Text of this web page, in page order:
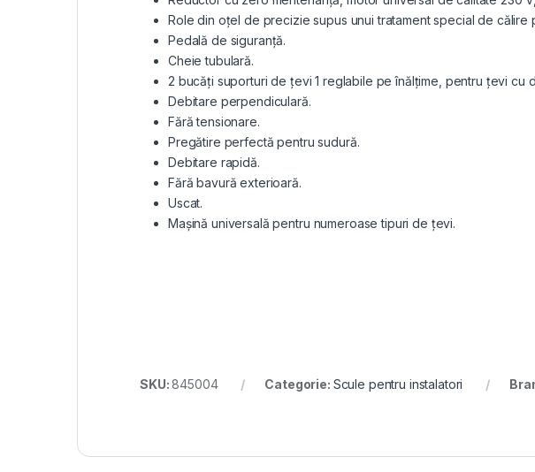
Role din oţel de precizie supus unui tratament special de călire
Pedală de siguranţă.
Cheie tubulară.
2 bucăți suporturi de țevi 1 reglabile pe înălțime, pentru țevi cu
Debitare perpendiculară.
Fără tensionare.
Pregătire perfectă pentru sudură.
Debitare rapidă.
Fără bavură exterioară.
Uscat.
Maşină universală pentru numeroase tipuri de ţevi.
SKU:845004 Categorie: Scule pentru instalatori